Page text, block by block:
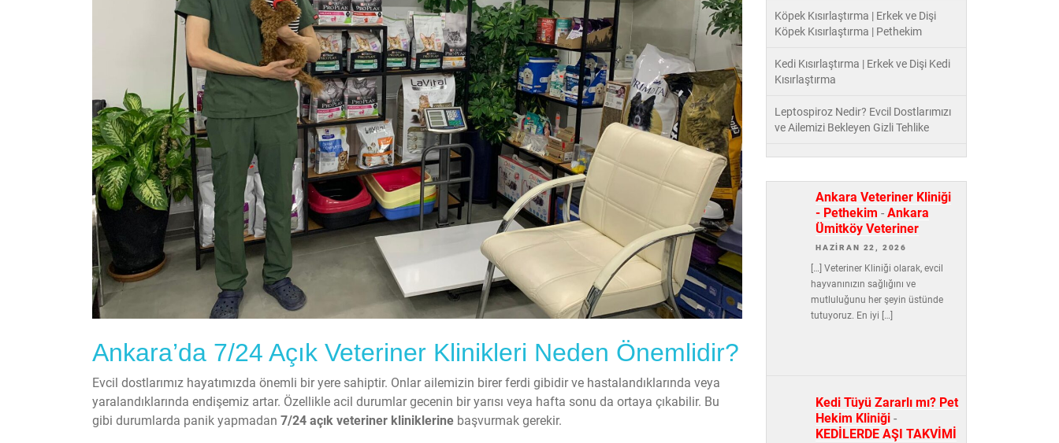
Ankara’da 7/24 Açık Veteriner Klinikleri Neden Önemlidir?
Evcil dostlarımız hayatımızda önemli bir yere sahiptir. Onlar ailemizin birer ferdi gibidir ve hastalandıklarında veya
yaralandıklarında endişemiz artar. Özellikle acil durumlar gecenin bir yarısı veya hafta sonu da ortaya çıkabilir. Bu
gibi durumlarda panik yapmadan 7/24 açık veteriner kliniklerine başvurmak gerekir.
Köpek Kısırlaştırma | Erkek ve Dişi
Köpek Kısırlaştırma | Pethekim
Kedi Kısırlaştırma | Erkek ve Dişi Kedi
Kısırlaştırma
Leptospiroz Nedir? Evcil Dostlarımızı
ve Ailemizi Bekleyen Gizli Tehlike
Ankara Veteriner Kliniği
- Pethekim - Ankara
Ümitköy Veteriner
HAZIRAN 22, 2026
[…] Veteriner Kliniği olarak, evcil
hayvanınızın sağlığını ve
mutluluğunu her şeyin üstünde
tutuyoruz. En iyi […]
Kedi Tüyü Zararlı mı? Pet
Hekim Kliniği -
KEDİLERDE AŞI TAKVİMİ